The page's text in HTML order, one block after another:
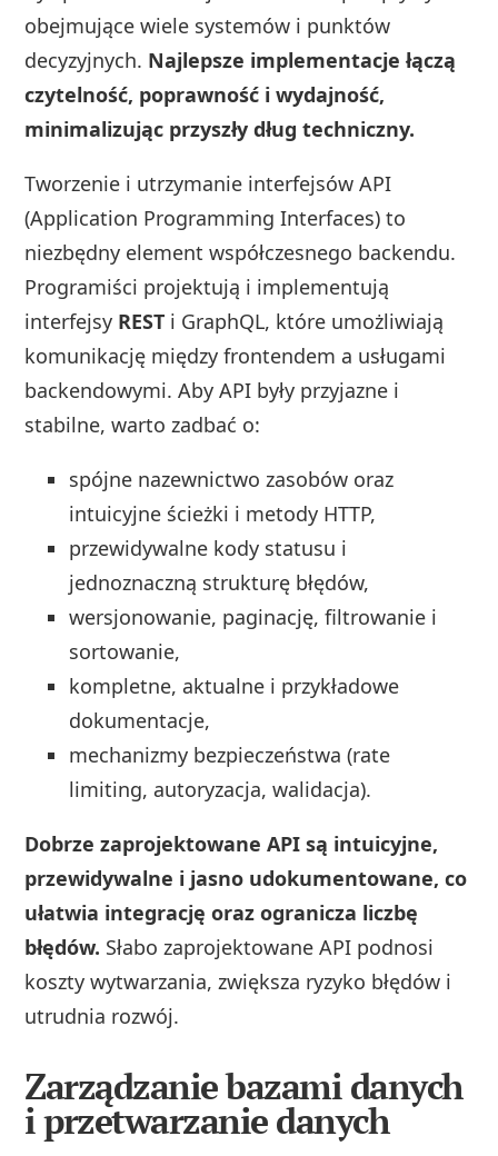
obejmujące wiele systemów i punktów
decyzyjnych. Najlepsze implementacje łączą
czytelność, poprawność i wydajność,
minimalizując przyszły dług techniczny.
Tworzenie i utrzymanie interfejsów API
(Application Programming Interfaces) to
niezbędny element współczesnego backendu.
Programiści projektują i implementują
interfejsy REST i GraphQL, które umożliwiają
komunikację między frontendem a usługami
backendowymi. Aby API były przyjazne i
stabilne, warto zadbać o:
spójne nazewnictwo zasobów oraz
intuicyjne ścieżki i metody HTTP,
przewidywalne kody statusu i
jednoznaczną strukturę błędów,
wersjonowanie, paginację, filtrowanie i
sortowanie,
kompletne, aktualne i przykładowe
dokumentacje,
mechanizmy bezpieczeństwa (rate
limiting, autoryzacja, walidacja).
Dobrze zaprojektowane API są intuicyjne,
przewidywalne i jasno udokumentowane, co
ułatwia integrację oraz ogranicza liczbę
błędów. Słabo zaprojektowane API podnosi
koszty wytwarzania, zwiększa ryzyko błędów i
utrudnia rozwój.
Zarządzanie bazami danych
i przetwarzanie danych